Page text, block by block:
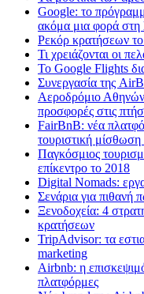
Google: το
ακόμα μια φορά στη
Ρεκόρ κρατήσεων το
Τι χρειάζονται οι
Το Google Flights
Συνεργασία​ ​της​
Aεροδρόμιο
προσφορές στις
FairBnB: νέα
τουριστική μίσθωση
Παγκόσμιος
επίκεντρο το 2018
Digital Nomads:
Σενάρια για
Ξενοδοχεία: 4
κρατήσεων
TripAdvisor: τα
marketing
Airbnb: η
πλατφόρμες